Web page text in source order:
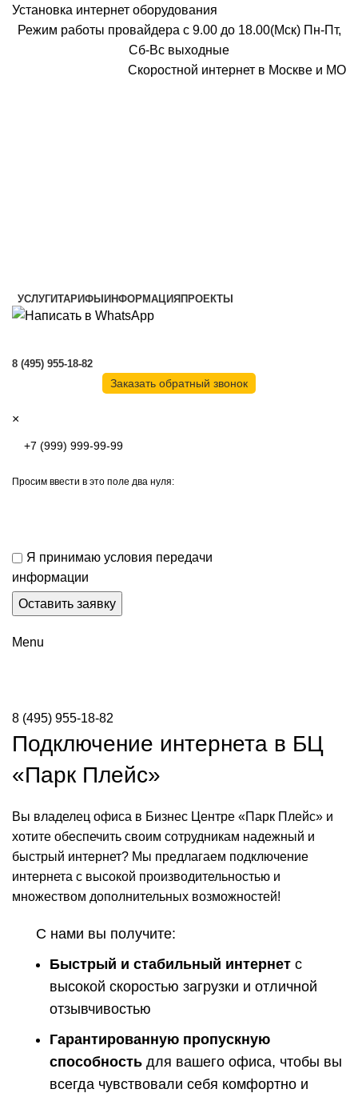
Установка интернет оборудования
Режим работы провайдера с 9.00 до 18.00(Мск) Пн-Пт,
Сб-Вс выходные
Скоростной интернет в Москве и МО
УСЛУГИТАРИФЫИНФОРМАЦИЯПРОЕКТЫ
8 (495) 955-18-82
Заказать обратный звонок
×
Просим ввести в это поле два нуля:
Я принимаю условия передачи
информации
Menu
8 (495) 955-18-82
Подключение интернета в БЦ
«Парк Плейс»
Вы владелец офиса в Бизнес Центре «Парк Плейс» и
хотите обеспечить своим сотрудникам надежный и
быстрый интернет? Мы предлагаем подключение
интернета с высокой производительностью и
множеством дополнительных возможностей!
С нами вы получите:
Быстрый и стабильный интернет с
высокой скоростью загрузки и отличной
отзывчивостью
Гарантированную пропускную
способность для вашего офиса, чтобы вы
всегда чувствовали себя комфортно и